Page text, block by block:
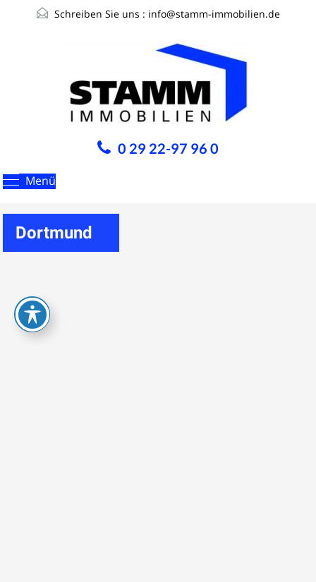
Schreiben Sie uns : info@stamm-immobilien.de
0 29 22-97 96 0
Menü
Dortmund